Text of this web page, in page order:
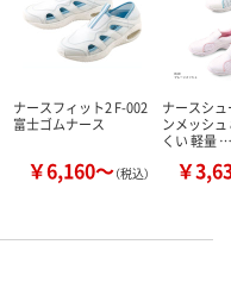
ナースフィット2 F-002
富士ゴムナース
￥6,160～（税込）
ナースシ
ンメッシ
くい 軽量 …
￥